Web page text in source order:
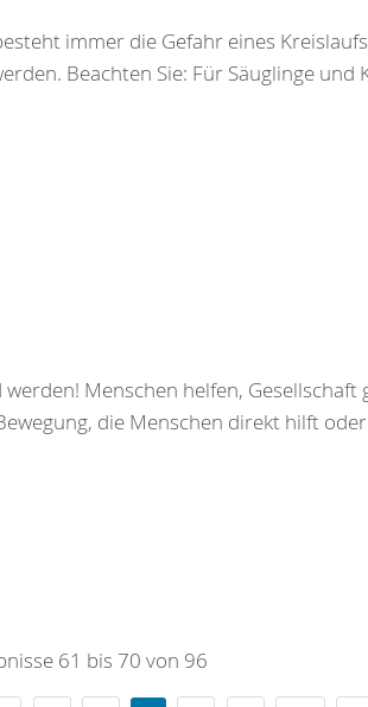
immer die Gefahr eines
Beachten Sie: Für Säuglinge und
Menschen helfen, Gesellschaft
die Menschen direkt hilft
61 bis 70 von 96